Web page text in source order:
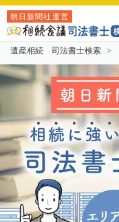
朝日新聞社運営
遺産相続 司法書士検索